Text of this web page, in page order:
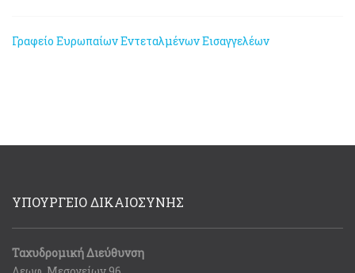
Γραφείο Ευρωπαίων Εντεταλμένων Εισαγγελέων
ΥΠΟΥΡΓΕΙΟ ΔΙΚΑΙΟΣΥΝΗΣ
Ταχυδρομική Διεύθυνση